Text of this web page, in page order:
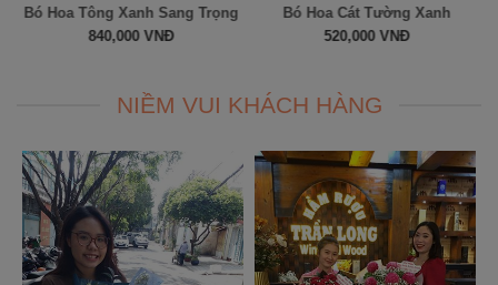
Bó Hoa Tông Xanh Sang Trọng
840,000 VNĐ
Bó Hoa Cát Tường Xanh
520,000 VNĐ
NIỀM VUI KHÁCH HÀNG